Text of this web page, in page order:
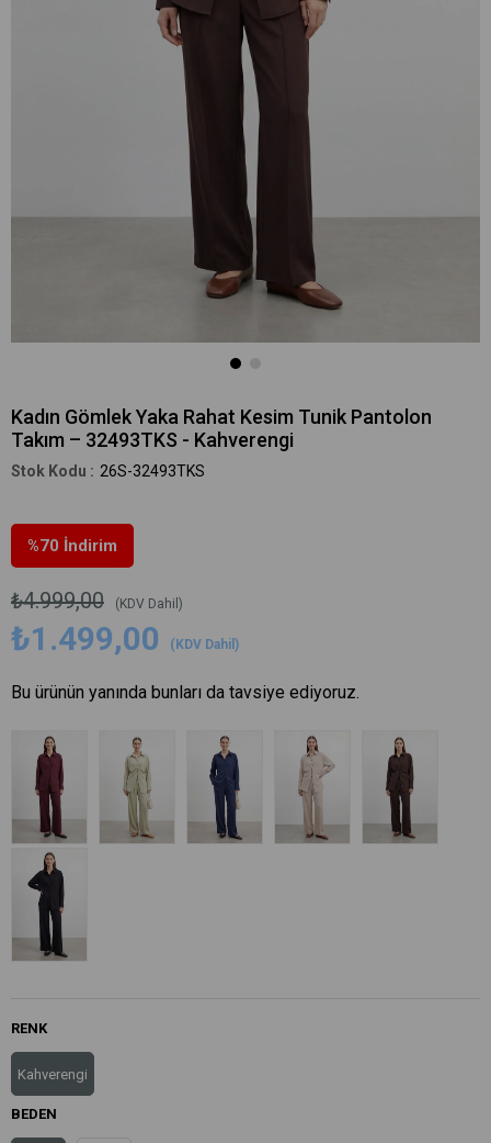
Kadın Gömlek Yaka Rahat Kesim Tunik Pantolon
Takım – 32493TKS - Kahverengi
26S-32493TKS
%70 İndirim
₺4.999,00 (KDV Dahil)
₺1.499,00 (KDV Dahil)
Bu ürünün yanında bunları da tavsiye ediyoruz.
RENK
Kahverengi
BEDEN